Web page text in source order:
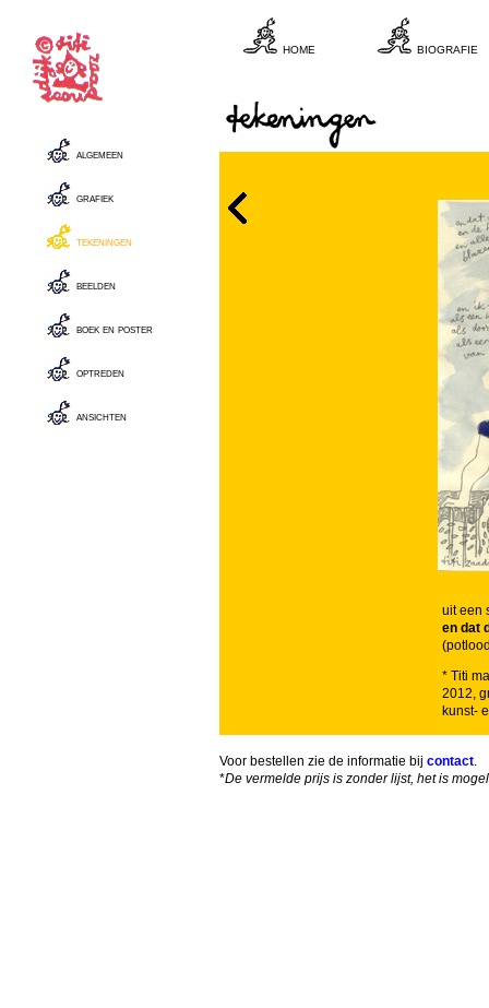
uit een
en dat
* Titi
2012,
kunst-
Voor bestellen zie de informatie bij contact.
*De vermelde prijs is zonder lijst, het is